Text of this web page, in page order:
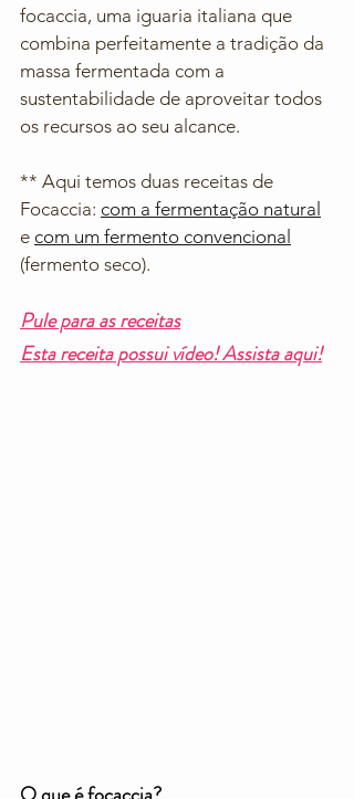
focaccia, uma iguaria italiana que
combina perfeitamente a tradição da
massa fermentada com a
sustentabilidade de aproveitar todos
os recursos ao seu alcance.
** Aqui temos duas receitas de
Focaccia: com a fermentação natural
e com um fermento convencional
(fermento seco).
Pule para as receitas
Esta receita possui vídeo! Assista aqui!